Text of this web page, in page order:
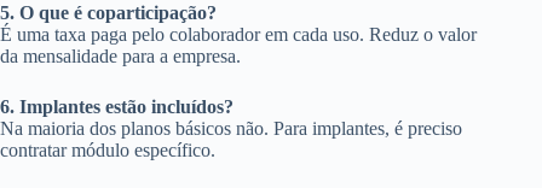
5. O que é coparticipação?
É uma taxa paga pelo colaborador em cada uso. Reduz o valor
da mensalidade para a empresa.
6. Implantes estão incluídos?
Na maioria dos planos básicos não. Para implantes, é preciso
contratar módulo específico.